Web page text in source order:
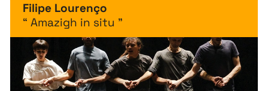
Filipe Lourenço
“ Amazigh in situ ”